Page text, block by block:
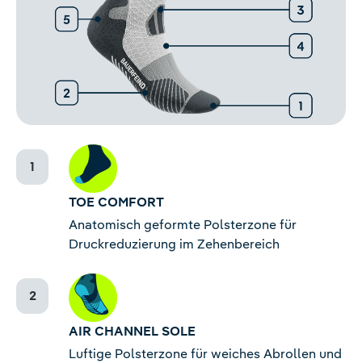
TOE COMFORT
Anatomisch geformte Polsterzone für
Druckreduzierung im Zehenbereich
AIR CHANNEL SOLE
Luftige Polsterzone für weiches Abrollen und